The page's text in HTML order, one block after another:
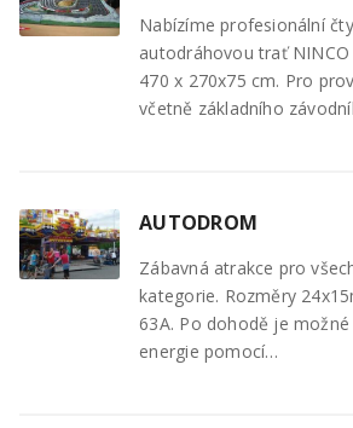
Nabízíme profesionální
autodráhovou trať
470 x 270x75 cm. Pro
včetně základního
AUTODROM
Zábavná atrakce pro
kategorie. Rozměry
63A. Po dohodě je
energie pomocí…